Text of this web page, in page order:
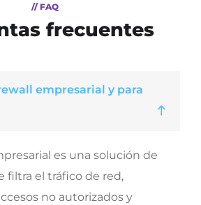
// FAQ
frecuentes
empresarial y para
es una solución de
filtra el tráfico de red,
no autorizados y